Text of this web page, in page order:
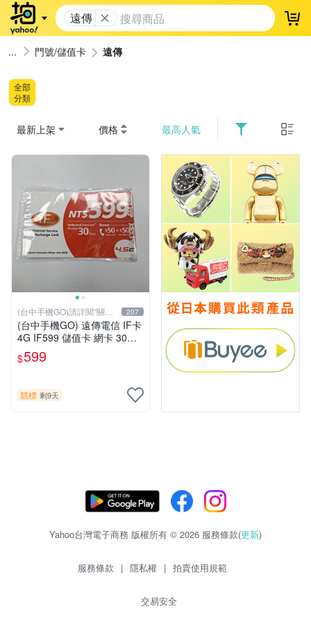
遠傳 登
門號/儲值卡 遠傳
全部
分類
最新上架 價格 最高人氣
(台中手機GO)請詳閱“關於
我
207
(台中手機GO) 遠傳電信 IF卡
4G IF599 儲值卡 網卡 30天
（限外籍人士號碼專用！
$599
競標 剩9天
Yahoo台灣電子商務 版權所有 © 2026 服務條款(更新)
服務條款 | 隱私權 | 拍賣使用規範
交易安全